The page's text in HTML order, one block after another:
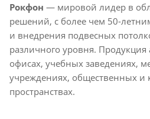
Рокфон — мировой лидер в
решений, с более чем 50-
и внедрения подвесных
различного уровня. Продукция
офисах, учебных заведениях,
учреждениях, общественных и
пространствах.